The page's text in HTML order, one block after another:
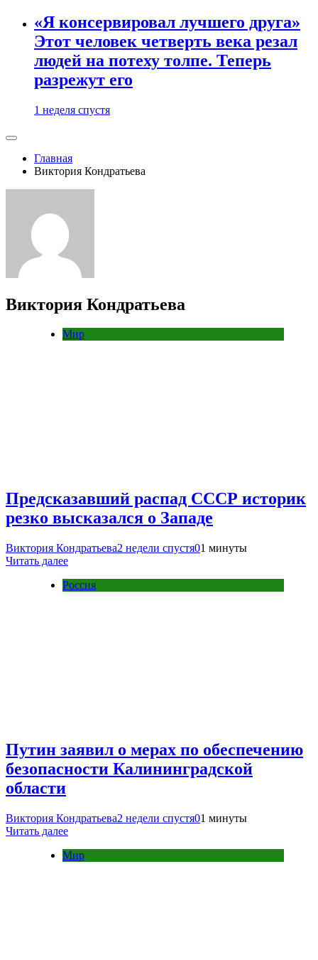
«Я консервировал лучшего друга»
Этот человек четверть века резал
людей на потеху толпе. Теперь
разрежут его
1 неделя спустя
Главная
Виктория Кондратьева
Виктория Кондратьева
Мир
Предсказавший распад СССР историк
резко высказался о Западе
Виктория Кондратьева2 недели спустя01 минуты
Читать далее
Россия
Путин заявил о мерах по обеспечению
безопасности Калининградской
области
Виктория Кондратьева2 недели спустя01 минуты
Читать далее
Мир